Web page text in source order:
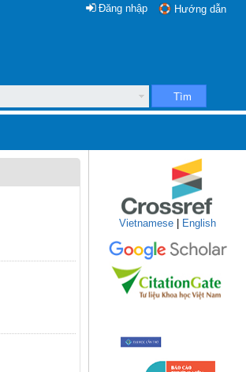
Hướng dẫn
Đăng nhập
Tìm
Vietnamese English